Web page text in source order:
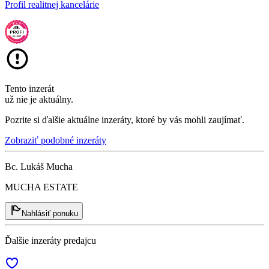
Profil realitnej kancelárie
Tento inzerát
už nie je aktuálny.
Pozrite si ďalšie aktuálne inzeráty, ktoré by vás mohli zaujímať.
Zobraziť podobné inzeráty
Bc. Lukáš Mucha
MUCHA ESTATE
Nahlásiť ponuku
Ďalšie inzeráty predajcu